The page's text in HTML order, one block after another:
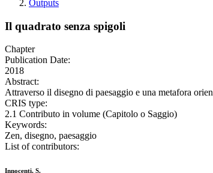
Outputs
Il quadrato senza spigoli
Chapter
Publication Date:
2018
Abstract:
Attraverso il disegno di paesaggio e una metafora
CRIS type:
2.1 Contributo in volume (Capitolo o Saggio)
Keywords:
Zen, disegno, paesaggio
List of contributors:
Innocenti, S.